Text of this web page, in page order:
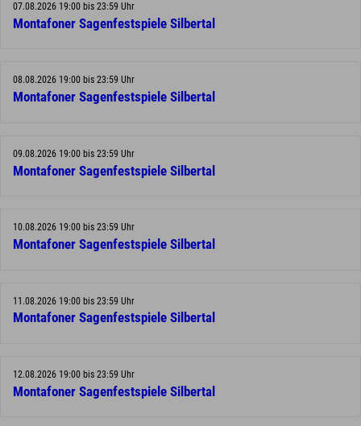
07.08.2026 19:00 bis 23:59 Uhr
Montafoner Sagenfestspiele Silbertal
08.08.2026 19:00 bis 23:59 Uhr
Montafoner Sagenfestspiele Silbertal
09.08.2026 19:00 bis 23:59 Uhr
Montafoner Sagenfestspiele Silbertal
10.08.2026 19:00 bis 23:59 Uhr
Montafoner Sagenfestspiele Silbertal
11.08.2026 19:00 bis 23:59 Uhr
Montafoner Sagenfestspiele Silbertal
12.08.2026 19:00 bis 23:59 Uhr
Montafoner Sagenfestspiele Silbertal